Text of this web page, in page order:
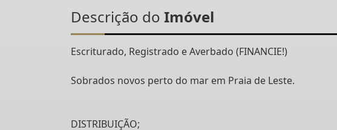
Descrição do Imóvel
Escriturado, Registrado e Averbado (FINANCIE!)
Sobrados novos perto do mar em Praia de Leste.
DISTRIBUIÇÃO;